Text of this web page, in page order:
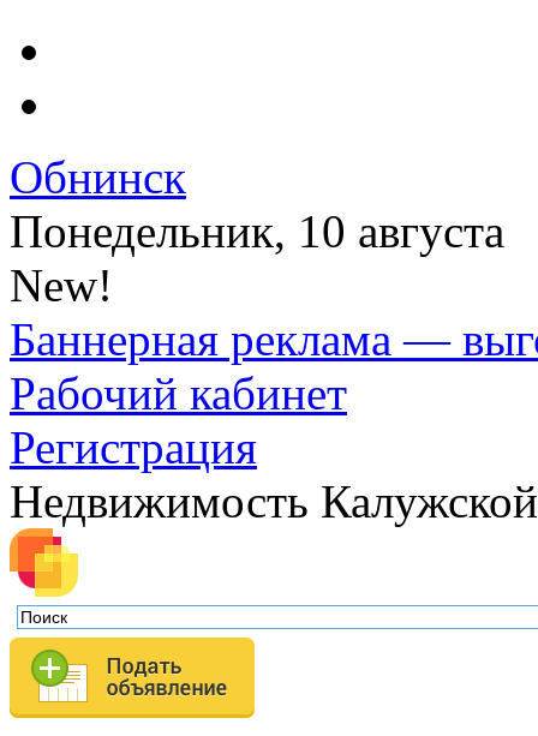
Обнинск
Понедельник, 10 августа
New!
Баннерная реклама —
Рабочий кабинет
Регистрация
Недвижимость